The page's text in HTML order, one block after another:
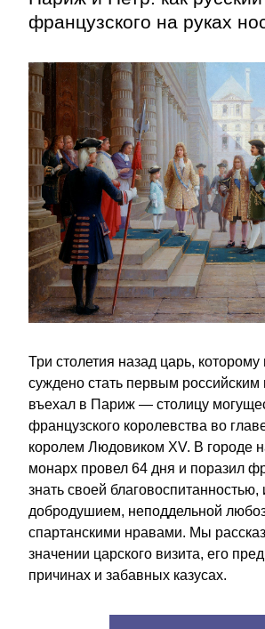
французского на руках
Три столетия назад царь,
суждено стать первым
въехал в Париж — столицу
французского королевства во
королем Людовиком XV. В городе
монарх провел 64 дня и поразил
знать своей благовоспитанностью,
добродушием, неподдельной
спартанскими нравами. Мы
значении царского визита, его
причинах и забавных казусах.